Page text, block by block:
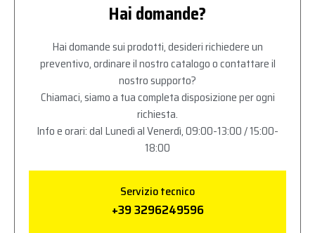
Hai domande?
Hai domande sui prodotti, desideri richiedere un
preventivo, ordinare il nostro catalogo o contattare il
nostro supporto?
Chiamaci, siamo a tua completa disposizione per ogni
richiesta.
Info e orari: dal Lunedì al Venerdì, 09:00-13:00 / 15:00-
18:00
Servizio tecnico
+39 3296249596